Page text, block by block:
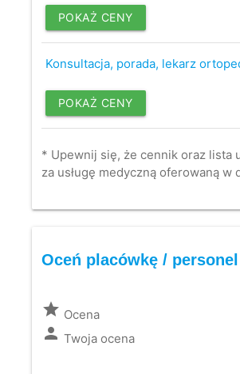
POKAŻ CENY
Konsultacja, porada, lekarz
POKAŻ CENY
* Upewnij się, że cennik oraz lista
za usługę medyczną oferowaną
Oceń placówkę / personel
grade Ocena
person Twoja ocena